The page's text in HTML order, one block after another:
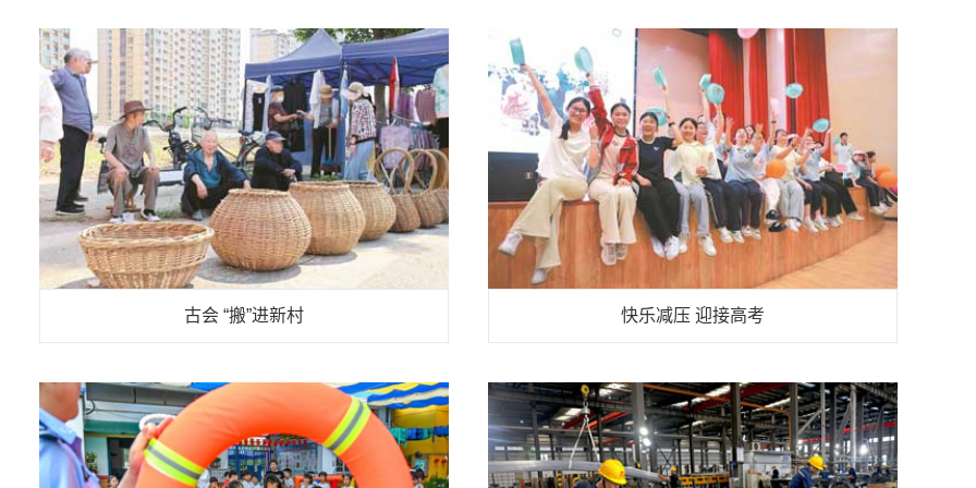
古会 “搬”进新村 快乐减压 迎接高考